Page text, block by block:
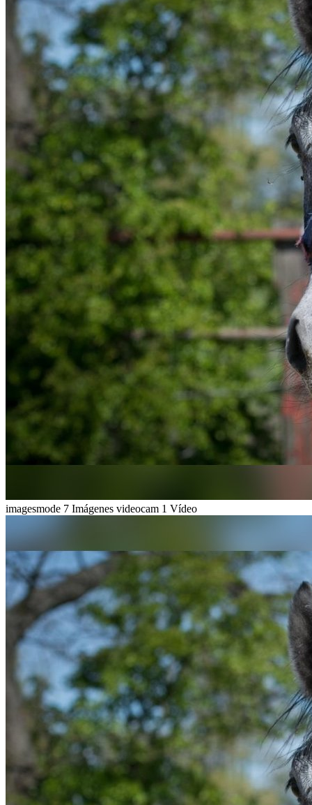
imagesmode 7 Imágenes videocam 1 Vídeo